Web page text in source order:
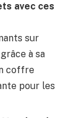
avec ces
sur
à sa
coffre
pour les